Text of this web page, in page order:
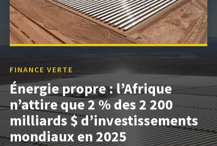
FINANCE VERTE
Énergie propre : l’Afrique
n’attire que 2 % des 2 200
milliards $ d’investissements
mondiaux en 2025